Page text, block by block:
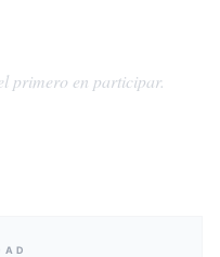
primero en participar.